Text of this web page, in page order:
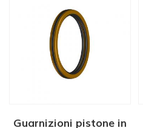
Guarnizioni pistone in